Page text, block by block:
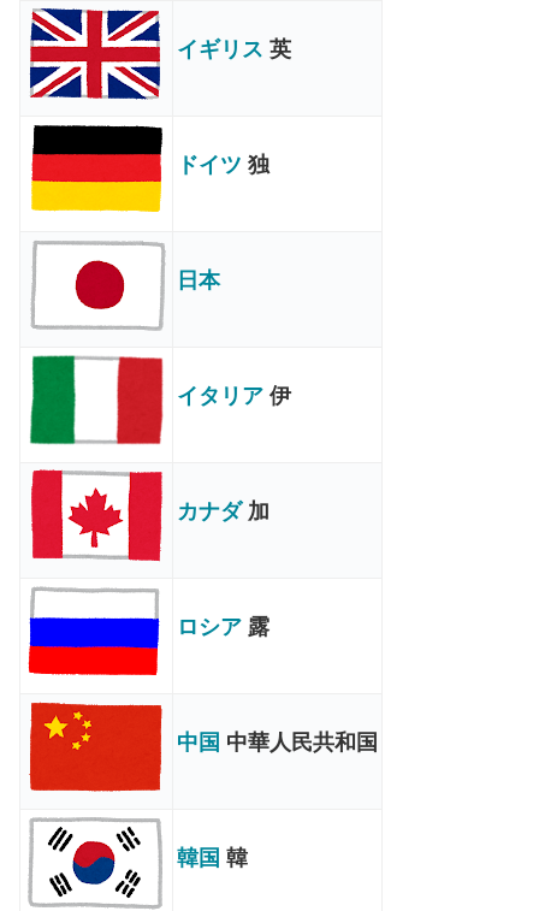
イギリス 英
ドイツ 独
日本
イタリア 伊
カナダ 加
ロシア 露
中国 中華人民共和国
韓国 韓